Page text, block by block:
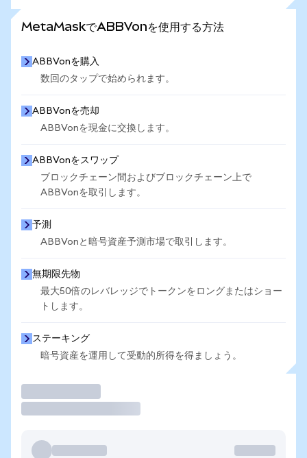
MetaMaskでABBVonを使用する方法
ABBVonを購入
数回のタップで始められます。
ABBVonを売却
ABBVonを現金に交換します。
ABBVonをスワップ
ブロックチェーン間およびブロックチェーン上で
ABBVonを取引します。
予測
ABBVonと暗号資産予測市場で取引します。
無期限先物
最大50倍のレバレッジでトークンをロングまたはショー
トします。
ステーキング
暗号資産を運用して受動的所得を得ましょう。